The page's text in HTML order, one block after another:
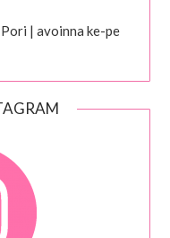
| avoinna ke-pe